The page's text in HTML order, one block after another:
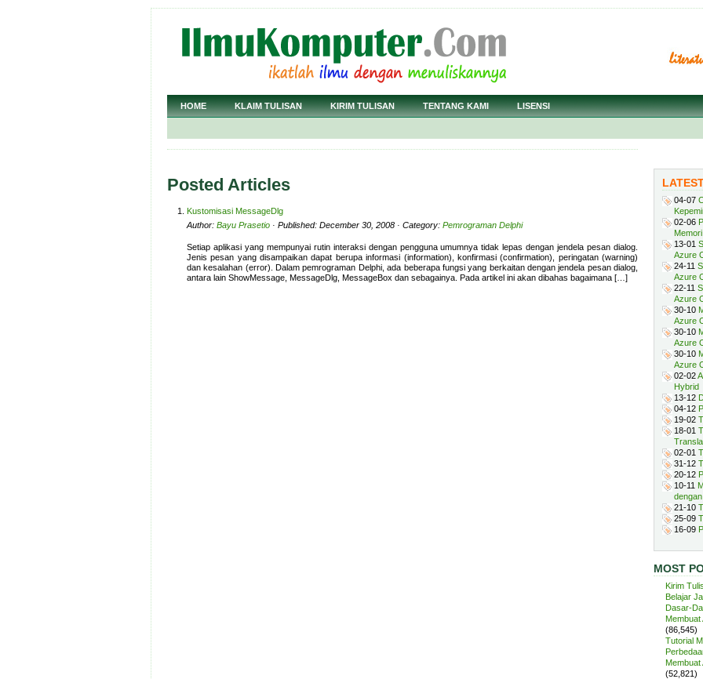
HOME KLAIM TULISAN KIRIM TULISAN TENTANG KAMI LISENSI
Posted Articles
Kustomisasi MessageDlg
Author: Bayu Prasetio · Published: December 30, 2008 · Category: Pemrograman Delphi
Setiap aplikasi yang mempunyai rutin interaksi dengan pengguna umumnya tidak lepas dengan jendela pesan dialog.
Jenis pesan yang disampaikan dapat berupa informasi (information), konfirmasi (confirmation), peringatan (warning)
dan kesalahan (error). Dalam pemrograman Delphi, ada beberapa fungsi yang berkaitan dengan jendela pesan dialog,
antara lain ShowMessage, MessageDlg, MessageBox dan sebagainya. Pada artikel ini akan dibahas bagaimana […]
04-07
02-06
13-01
Azure
24-11
Azure
22-11
Azure
30-10
Azure
30-10
Azure
30-10
Azure
02-02
Hybrid
13-12
04-12
19-02
18-01
02-01
31-12
20-12
10-11
21-10
25-09
16-09
MOST
Kirim
Belajar
Dasar-
Membuat
(86,545)
Tutorial
Membuat
(52,821)